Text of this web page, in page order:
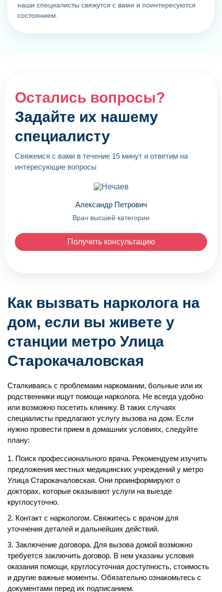
наши специалисты свяжутся с вами и поинтересуются
состоянием.
Остались вопросы?
Задайте их нашему
специалисту
Свяжемся с вами в течение 15 минут и ответим на
интересующие вопросы
Александр Петрович
Врач высшей категории
Получить консультацию
Как вызвать нарколога на
дом, если вы живете у
станции метро Улица
Старокачаловская
Сталкиваясь с проблемами наркомании, больные или их
родственники ищут помощи нарколога. Не всегда удобно
или возможно посетить клинику. В таких случаях
специалисты предлагают услугу вызова на дом. Если
нужно провести прием в домашних условиях, следуйте
плану:
Поиск профессионального врача. Рекомендуем изучить
предложения местных медицинских учреждений у метро
Улица Старокачаловская. Они проинформируют о
докторах, которые оказывают услуги на выезде
круглосуточно.
Контакт с наркологом. Свяжитесь с врачом для
уточнения деталей и дальнейших действий.
Заключение договора. Для вызова домой возможно
требуется заключить договор. В нем указаны условия
оказания помощи, круглосуточная доступность, стоимость
и другие важные моменты. Обязательно ознакомьтесь с
документами перед их подписанием.